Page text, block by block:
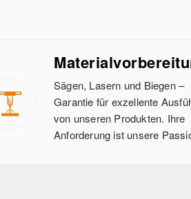
Sägen, Lasern und Biegen –
Garantie für exzellente
von unseren Produkten. Ihre
Anforderung ist unsere